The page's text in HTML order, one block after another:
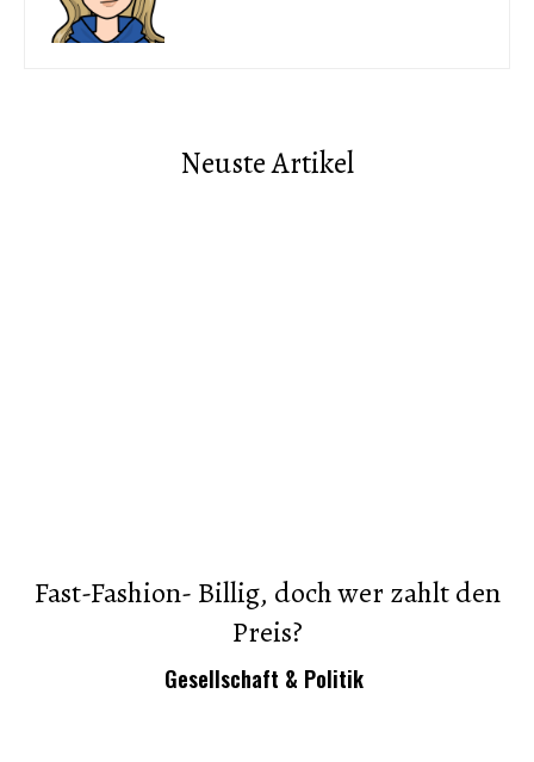
Neuste Artikel
Fast-Fashion- Billig, doch wer zahlt den
Preis?
Gesellschaft & Politik